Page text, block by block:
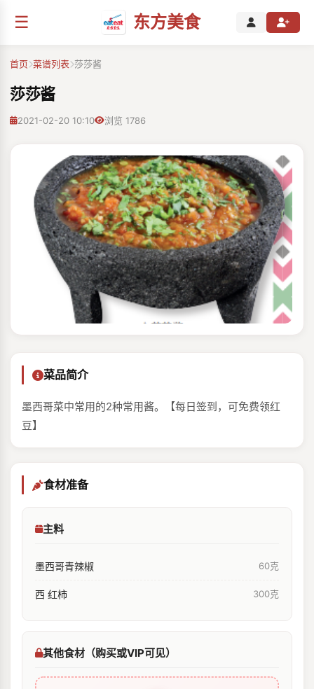
☰ 东方美食
首页 菜谱列表 莎莎酱
莎莎酱
2021-02-20 10:10 浏览 1786
菜品简介
墨西哥菜中常用的2种常用酱。【每日签到，可免费领红
豆】
食材准备
主料
墨西哥青辣椒 60克
西 红柿 300克
其他食材（购买或VIP可见）